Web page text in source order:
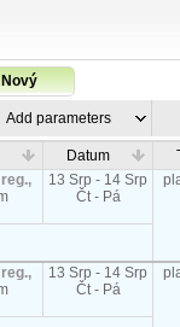
Nový
Add parameters
Datum
13 Srp - 14 Srp
Čt - Pá
13 Srp - 14 Srp
Čt - Pá